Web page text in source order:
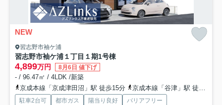
NEW
習志野市袖ケ浦
習志野市袖ケ浦１丁目１期1号棟
4,899万円 8月6日 値下げ
- / 96.47㎡ / 4LDK /新築
京成本線「京成津田沼」駅 徒歩15分
京成本線「谷津」駅 徒歩19分
駐車2台可 都市ガス 陽当り良好
バリアフリー